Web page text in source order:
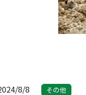
8/8 その他